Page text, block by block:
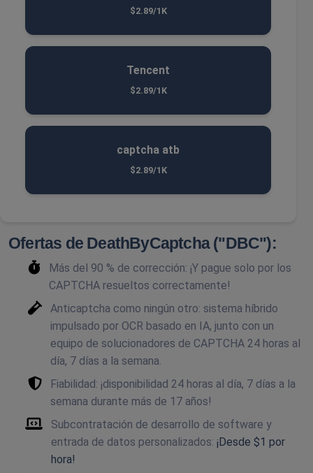
$2.89/1K
Tencent
$2.89/1K
captcha atb
$2.89/1K
Ofertas de DeathByCaptcha ("DBC"):
Más del 90 % de corrección: ¡Y pague solo por los
CAPTCHA resueltos correctamente!
Anticaptcha como ningún otro: sistema híbrido
impulsado por OCR basado en IA, junto con un
equipo de solucionadores de CAPTCHA 24 horas al
día, 7 días a la semana.
Fiabilidad: ¡disponibilidad 24 horas al día, 7 días a la
semana durante más de 17 años!
Subcontratación de desarrollo de software y
entrada de datos personalizados: ¡Desde $1 por
hora!